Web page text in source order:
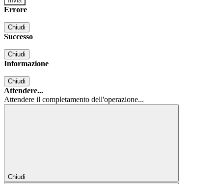
Errore
Chiudi
Successo
Chiudi
Informazione
Chiudi
Attendere...
Attendere il completamento dell'operazione...
Chiudi